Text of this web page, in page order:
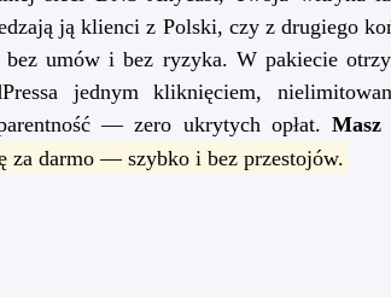
ją klienci z Polski, czy z drugiego
umów i bez ryzyka. W pakiecie
jednym kliknięciem,
— zero ukrytych opłat.Masz
za darmo — szybko i bez przestojów.